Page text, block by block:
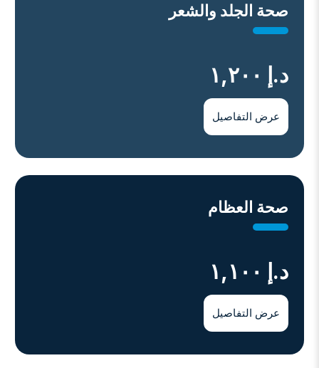
ﺻﺤﺔ اﻟﺠﻠﺪ واﻟﺸﻌﺮ
د.إ ١,٢٠٠
عرض التفاصيل
ﺻﺤﺔ اﻟﻌﻈﺎم
د.إ ١,١٠٠
عرض التفاصيل